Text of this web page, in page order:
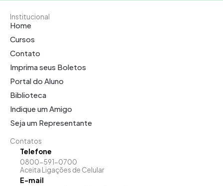
Institucional
Home
Cursos
Contato
Imprima seus Boletos
Portal do Aluno
Biblioteca
Indique um Amigo
Seja um Representante
Contatos
Telefone
0800-591-0700
Aceita Ligações de Celular
E-mail